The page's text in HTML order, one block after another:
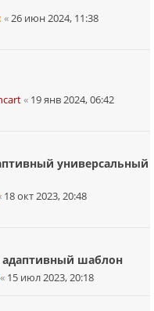
«26 июн 2024, 11:38
« 19 янв 2024, 06:42
универсальный
18 окт 2023, 20:48
адаптивный шаблон
« 15 июл 2023, 20:18